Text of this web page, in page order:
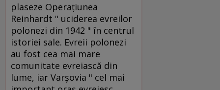
plaseze Operaţiunea
Reinhardt " uciderea evreilor
polonezi din 1942 " în centrul
istoriei sale. Evreii polonezi
au fost cea mai mare
comunitate evreiască din
lume, iar Varşovia " cel mai